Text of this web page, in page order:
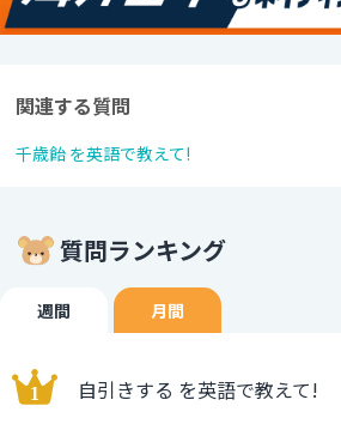
関連する質問
千歳飴 を英語で教えて!
質問ランキング
週間 月間
自引きする を英語で教えて!